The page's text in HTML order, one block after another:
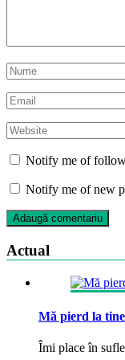
Notify me of
Notify me of new
Actual
Mă pierd la
Îmi place în